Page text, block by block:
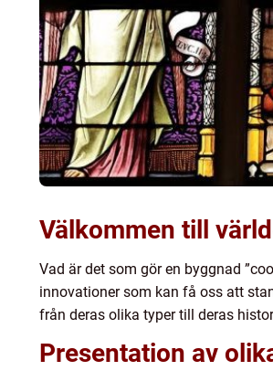
Välkommen till
Vad är det som gör en byggnad
innovationer som kan få oss att
från deras olika typer till deras
Presentation av